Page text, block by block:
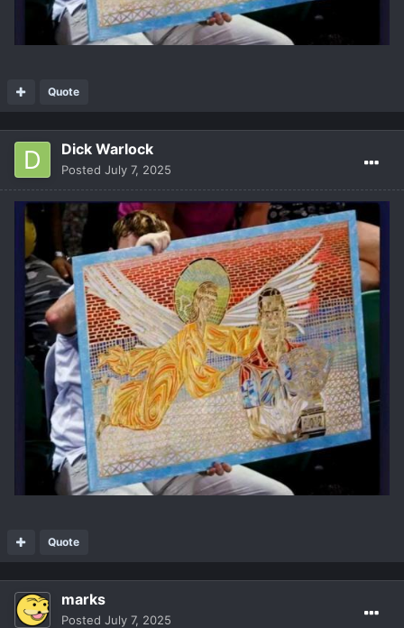
Quote
Dick Warlock
Posted July 7, 2025
Quote
marks
Posted July 7, 2025